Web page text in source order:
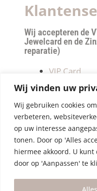
Wij vinden uw
Wij gebruiken cookies
verbeteren,
op uw interesse
tonen. Door op 'Alles
hiermee akkoord. U
door op 'Aanpassen' te
Wij accepteren de
Jewelcard en de
reparatie)
VIP Card
Retourneren
Betalen &
Privacy
Algemene